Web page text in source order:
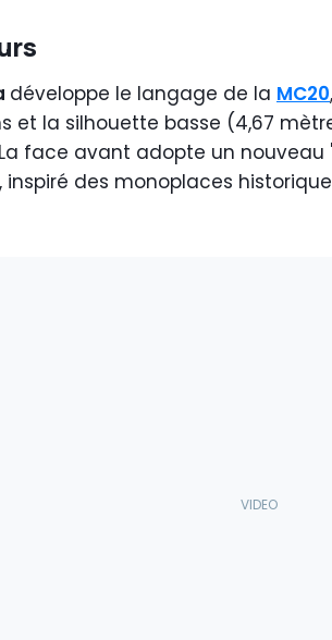
développe le langage de la MC20
et la silhouette basse (4,67
face avant adopte un nouveau
inspiré des monoplaces